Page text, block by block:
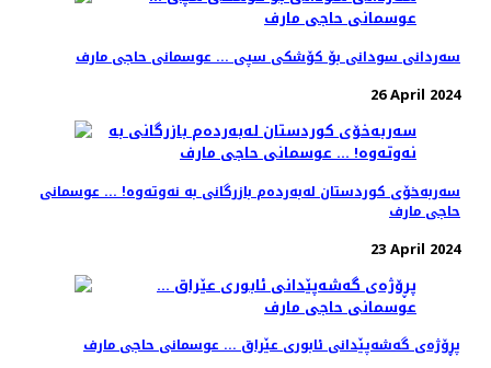
سەردانی سودانی بۆ کۆشکی سپی ... عوسمانی حاجی مارف
26 April 2024
سەربەخۆی کوردستان لەبەردەم بازرگانی بە نەوتەوە! ... عوسمانی
حاجی مارف
23 April 2024
پڕۆژەی گەشەپێدانی ئابوری عێراق ... عوسمانی حاجی مارف